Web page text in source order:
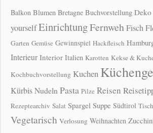
Balkon Blumen Bretagne Buchvorstellung Deko
yourselfEinrichtungFernwehFisch
Garten Gemüse Gewinnspiel Hackfleisch
Interieur Interior Italien Karotten Kekse &
Kochbuchvorstellung Kuchen
KürbisNudeln Pasta Pilze Reisen
Rezeptearchiv Salat Spargel Suppe Südtirol
Vegetarisch Verlosung Weihnachten